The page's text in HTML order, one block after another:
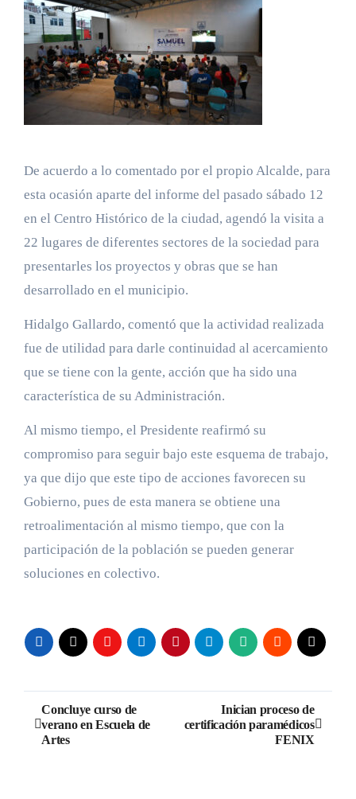
De acuerdo a lo comentado por el propio Alcalde, para
esta ocasión aparte del informe del pasado sábado 12
en el Centro Histórico de la ciudad, agendó la visita a
22 lugares de diferentes sectores de la sociedad para
presentarles los proyectos y obras que se han
desarrollado en el municipio.
Hidalgo Gallardo, comentó que la actividad realizada
fue de utilidad para darle continuidad al acercamiento
que se tiene con la gente, acción que ha sido una
característica de su Administración.
Al mismo tiempo, el Presidente reafirmó su
compromiso para seguir bajo este esquema de trabajo,
ya que dijo que este tipo de acciones favorecen su
Gobierno, pues de esta manera se obtiene una
retroalimentación al mismo tiempo, que con la
participación de la población se pueden generar
soluciones en colectivo.
Navegación
de
Concluye curso de
verano en Escuela de
Artes
Inician proceso de
certificación paramédicos
FENIX